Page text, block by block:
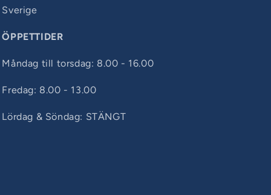
Sverige
ÖPPETTIDER
Måndag till torsdag: 8.00 - 16.00
Fredag: 8.00 - 13.00
Lördag & Söndag: STÄNGT